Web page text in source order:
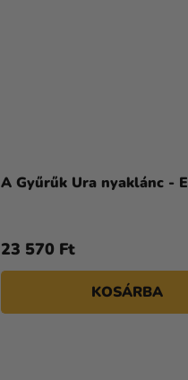
N
Z
É
A Gyűrűk Ura nyaklánc -
23 570 Ft
KOSÁRBA